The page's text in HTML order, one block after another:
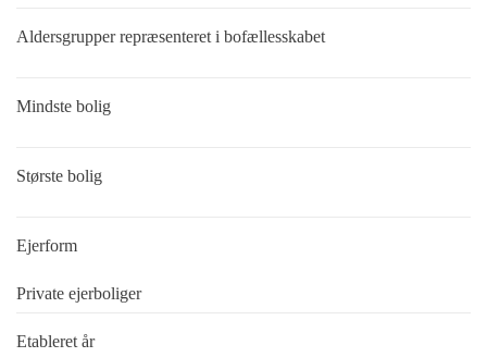
Aldersgrupper repræsenteret i bofællesskabet
Mindste bolig
Største bolig
Ejerform
Private ejerboliger
Etableret år